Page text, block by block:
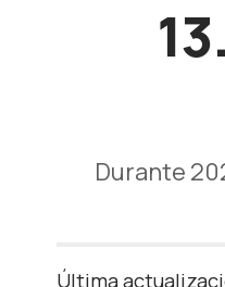
Durante
Última